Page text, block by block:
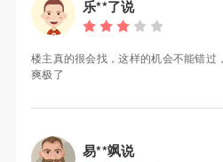
乐**了说
楼主真的很会找，这样的机会不能错过
爽极了
易**飒说